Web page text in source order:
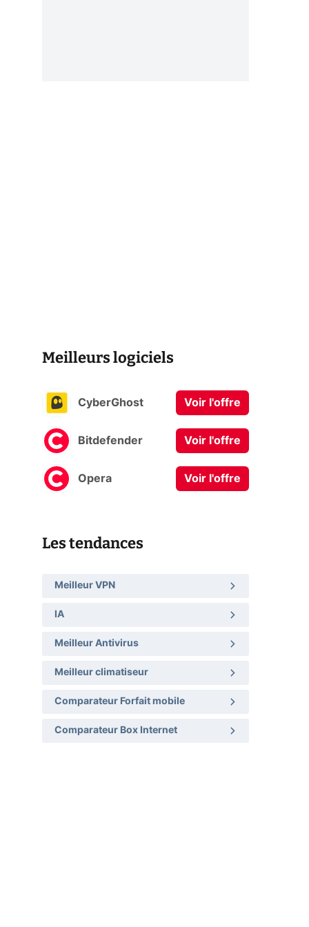
Meilleurs logiciels
CyberGhost Voir l'offre
Bitdefender Voir l'offre
Opera Voir l'offre
Les tendances
Meilleur VPN
IA
Meilleur Antivirus
Meilleur climatiseur
Comparateur Forfait mobile
Comparateur Box Internet